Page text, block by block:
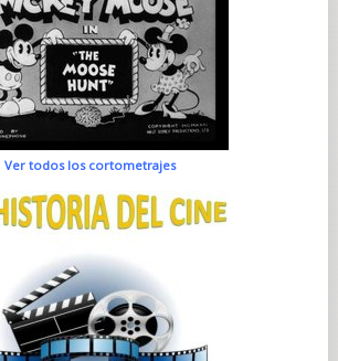
Ver todos los cortometrajes